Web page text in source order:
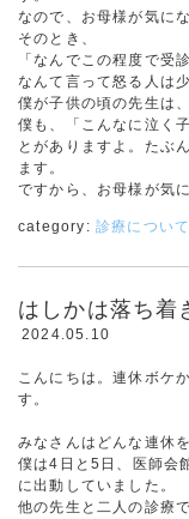
なので、お母様が気に
そのとき、
「なんでこの程度で受
なんて言って怒る人は
僕が子供の頃の先生は
僕も、「こんなに泣く
とがありますよ。たぶ
ます。
ですから、お母様が気
category: 診療について
はしかは落ち着
2024.05.10
こんにちは。連休ボケ
す。
みなさんはどんな連休
僕は4日と5日、医師会
に出動していました。
他の先生と二人の診療